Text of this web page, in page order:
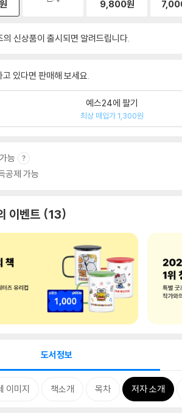
9,800원
의 신상품이 출시되면 알려드립니다.
고 있다면 판매해 보세요.
예스24에 팔기
최상 매입가 1,300원
능
공제 가능
이벤트 13
도서정보
이미지 책소개 목차 저자 소개